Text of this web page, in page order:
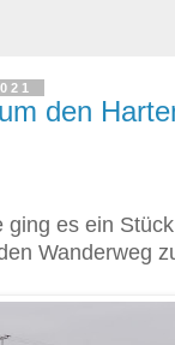
den
ging es ein
Wanderweg